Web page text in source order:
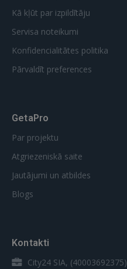
Kā kļūt par izpildītāju
Servisa noteikumi
Konfidencialitātes politika
Pārvaldīt preferences
GetaPro
Par projektu
Atgriezeniskā saite
Jautājumi un atbildes
Blogs
Kontakti
City24 SIA, (40003692375)